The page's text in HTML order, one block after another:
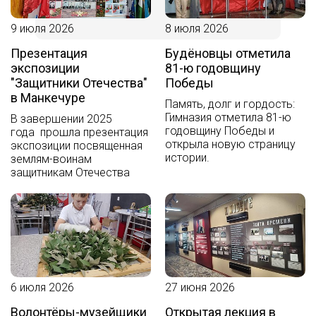
танковой армии и Героя Советского Союза
И.И.Ярушкина
Этнографический музей «Горенка»
Музей Боевой Славы 4-й Гвардейской танковой
армии
Музей «Отечество и судьбы»
Школьный музей «С чего начинается родина»
Историко-краеведческий музей «Обелиск»
Музей Боевой Славы 32-й Гвардейской Таманской
Краснознаменной ордена Суворова 2-й степени
стрелковой дивизии
Эколого-краеведческий музей «Феникс»
«Музей Новоземельцев-ветеранов подразделений
особого риска»
9 июля 2026
Презентация
экспозиции
"Защитники Отечества"
в Манкечуре
В завершении 2025
года прошла презентация
экспозиции посвященная
землям-воинам
защитникам Отечества
8 июля 2026
Будёновцы отметила
81-ю годовщину
Победы
Память, долг и гордость:
Гимназия отметила 81-ю
годовщину Победы и
открыла новую страницу
истории.
6 июля 2026
Волонтёры-музейщики
27 июня 2026
Открытая лекция в